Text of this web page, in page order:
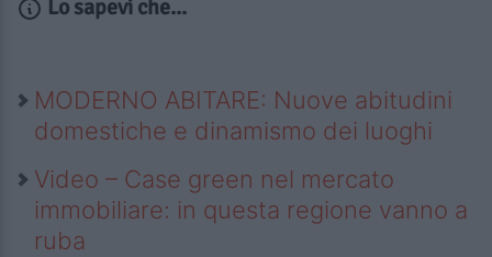
Lo sapevi che...
MODERNO ABITARE: Nuove abitudini
domestiche e dinamismo dei luoghi
Video – Case green nel mercato
immobiliare: in questa regione vanno a
ruba